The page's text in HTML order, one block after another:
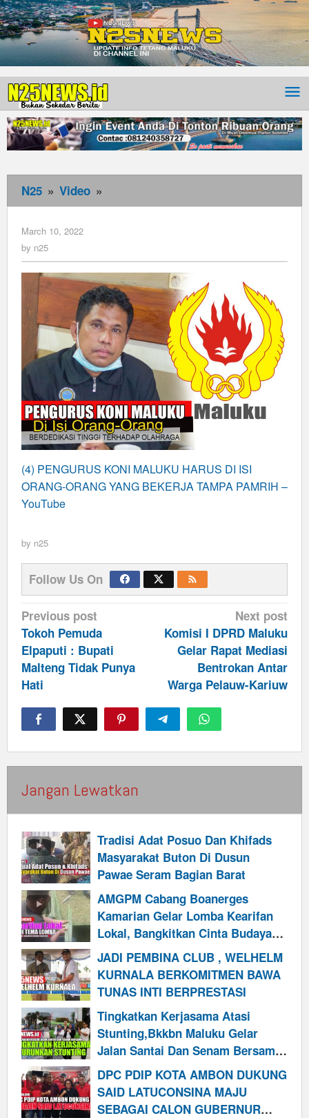
N25 » Video »
title
March 10, 2022
by n25
(4) PENGURUS KONI MALUKU HARUS DI ISI
ORANG-ORANG YANG BEKERJA TAMPA PAMRIH –
YouTube
by n25
Follow Us On
Post
navigation
Previous post
Tokoh Pemuda
Elpaputi : Bupati
Malteng Tidak Punya
Hati
Next post
Komisi I DPRD Maluku
Gelar Rapat Mediasi
Bentrokan Antar
Warga Pelauw-Kariuw
Jangan Lewatkan
Tradisi Adat Posuo Dan Khifads
Masyarakat Buton Di Dusun
Pawae Seram Bagian Barat
AMGPM Cabang Boanerges
Kamarian Gelar Lomba Kearifan
Lokal, Bangkitkan Cinta Budaya
Pemuda
JADI PEMBINA CLUB , WELHELM
KURNALA BERKOMITMEN BAWA
TUNAS INTI BERPRESTASI
Tingkatkan Kerjasama Atasi
Stunting,Bkkbn Maluku Gelar
Jalan Santai Dan Senam Bersama
Mitra
DPC PDIP KOTA AMBON DUKUNG
SAID LATUCONSINA MAJU
SEBAGAI CALON GUBERNUR